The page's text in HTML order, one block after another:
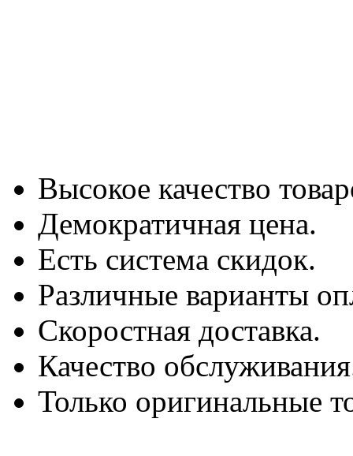
Высокое качество
Демократичная цена.
Есть система скидок.
Различные варианты
Скоростная доставка.
Качество
Только оригинальные